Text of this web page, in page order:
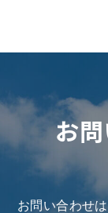
お問い合わせ
お